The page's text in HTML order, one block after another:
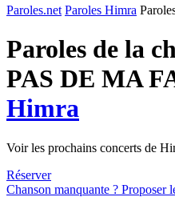
Paroles.net Paroles Himra
Paroles de la
PAS DE MA
Himra
Voir les prochains concerts de
Réserver
Chanson manquante ? Proposer